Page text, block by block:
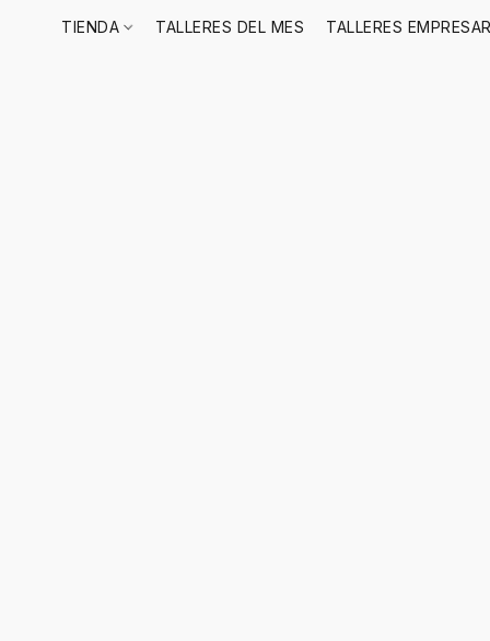
TIENDA TALLERES DEL MES TALLERES